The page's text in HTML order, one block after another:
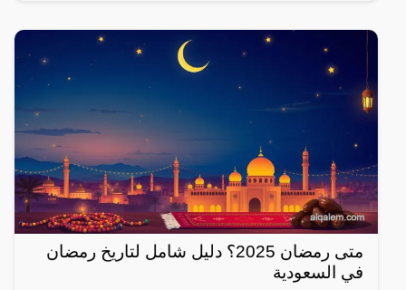
متى رمضان 2025؟ دليل شامل لتاريخ رمضان
في السعودية